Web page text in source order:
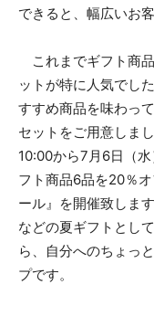
できると、幅広いお
これまでギフト商
ットが特に人気でし
すすめ商品を味わっ
セットをご用意しま
10:00から7月6日（
フト商品6品を20％
ール』を開催致しま
などの夏ギフトとし
ら、自分へのちょっ
プです。